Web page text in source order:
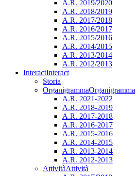
A.R. 2019/2020
A.R. 2018/2019
A.R. 2017/2018
A.R. 2016/2017
A.R. 2015/2016
A.R. 2014/2015
A.R. 2013/2014
A.R. 2012/2013
InteractInteract
Storia
OrganigrammaOrganigramma
A.R. 2021-2022
A.R. 2018-2019
A.R. 2017-2018
A.R. 2016-2017
A.R. 2015-2016
A.R. 2014-2015
A.R. 2013-2014
A.R. 2012-2013
AttivitàAttività